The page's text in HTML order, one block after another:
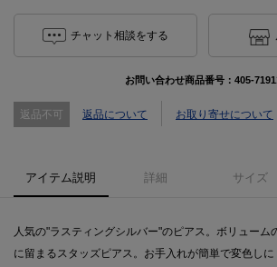
チャット相談をする
お問い合わせ商品番号： 405-
返品不可 返品について お取り寄せについて
アイテム説明 詳細 サイズ
人気の"ラスティングシルバー"のピアス。ボリューム
に留まるスタッズピアス。お手入れが簡単で変色し